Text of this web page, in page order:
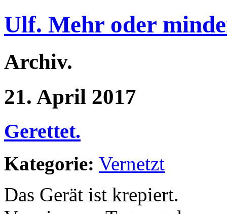
Ulf. Mehr oder
Archiv.
21. April 2017
Gerettet.
Kategorie: Vernetzt
Das Gerät ist krepiert.